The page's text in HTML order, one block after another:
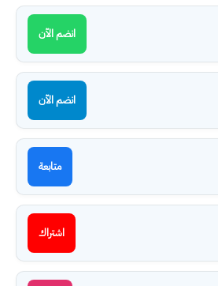
انضم الآن
انضم الآن
متابعة
اشتراك